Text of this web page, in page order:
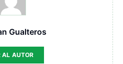
Gualteros
AL AUTOR